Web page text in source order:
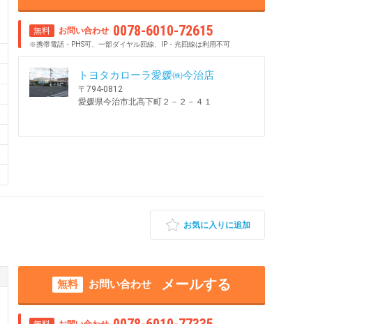
無料 お問い合わせ 0078-6010-72615
※携帯電話・PHS可、一部ダイヤル回線、IP・光回線は利用不可
トヨタカローラ愛媛㈱今治店
〒794-0812
愛媛県今治市北高下町２－２－４１
お気に入りに追加
無料 お問い合わせ メールする